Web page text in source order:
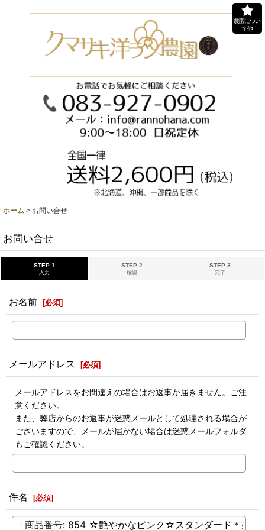
農園につい
て他
ホーム > お問い合せ
お問い合せ
STEP 1
入力
STEP 2
確認
STEP 3
完了
お名前 [必須]
メールアドレス [必須]
メールアドレスをお間違えの場合はお返事が届きません。ご注
意ください。
また、弊店からのお返事が迷惑メールとして処理される場合が
ございますので、メールが届かない場合は迷惑メールフォルダ
もご確認ください。
件名 [必須]